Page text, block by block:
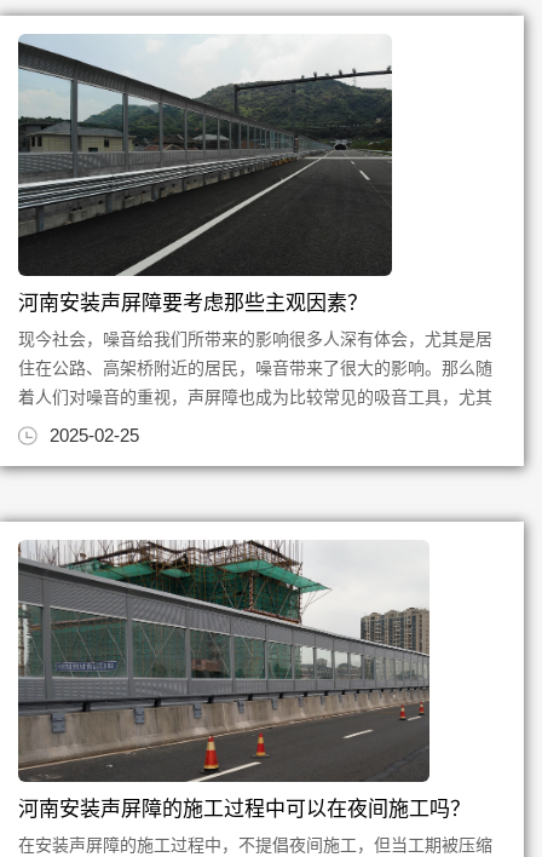
河南安装声屏障要考虑那些主观因素？
现今社会，噪音给我们所带来的影响很多人深有体会，尤其是居
住在公路、高架桥附近的居民，噪音带来了很大的影响。那么随
着人们对噪音的重视，声屏障也成为比较常见的吸音工具，尤其
是高速铁路附近，声屏障的...
2025-02-25
河南安装声屏障的施工过程中可以在夜间施工吗？
在安装声屏障的施工过程中，不提倡夜间施工，但当工期被压缩